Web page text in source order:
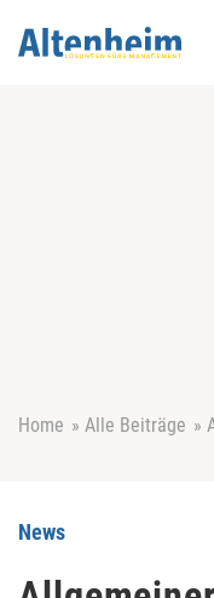
Home » Alle Beiträge »
News